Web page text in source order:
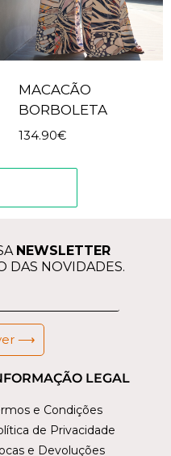
MACACÃO
BORBOLETA
134.90€
LEGAL
e Condições
de Privacidade
e Devoluções
NEWSLETTER
DAS NOVIDADES.
⟶